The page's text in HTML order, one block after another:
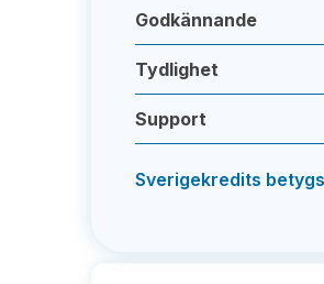
Godkännande
Tydlighet
Support
Sverigekredits